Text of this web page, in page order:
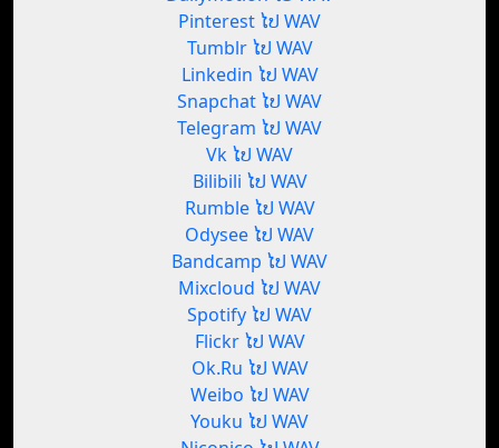
Pinterest ໄປ WAV
Tumblr ໄປ WAV
Linkedin ໄປ WAV
Snapchat ໄປ WAV
Telegram ໄປ WAV
Vk ໄປ WAV
Bilibili ໄປ WAV
Rumble ໄປ WAV
Odysee ໄປ WAV
Bandcamp ໄປ WAV
Mixcloud ໄປ WAV
Spotify ໄປ WAV
Flickr ໄປ WAV
Ok.Ru ໄປ WAV
Weibo ໄປ WAV
Youku ໄປ WAV